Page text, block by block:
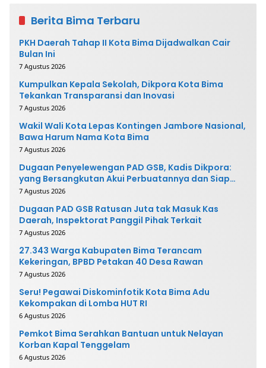
Berita Bima Terbaru
PKH Daerah Tahap II Kota Bima Dijadwalkan Cair
Bulan Ini
7 Agustus 2026
Kumpulkan Kepala Sekolah, Dikpora Kota Bima
Tekankan Transparansi dan Inovasi
7 Agustus 2026
Wakil Wali Kota Lepas Kontingen Jambore Nasional,
Bawa Harum Nama Kota Bima
7 Agustus 2026
Dugaan Penyelewengan PAD GSB, Kadis Dikpora:
yang Bersangkutan Akui Perbuatannya dan Siap
Mengembalikan Uang
7 Agustus 2026
Dugaan PAD GSB Ratusan Juta tak Masuk Kas
Daerah, Inspektorat Panggil Pihak Terkait
7 Agustus 2026
27.343 Warga Kabupaten Bima Terancam
Kekeringan, BPBD Petakan 40 Desa Rawan
7 Agustus 2026
Seru! Pegawai Diskominfotik Kota Bima Adu
Kekompakan di Lomba HUT RI
6 Agustus 2026
Pemkot Bima Serahkan Bantuan untuk Nelayan
Korban Kapal Tenggelam
6 Agustus 2026